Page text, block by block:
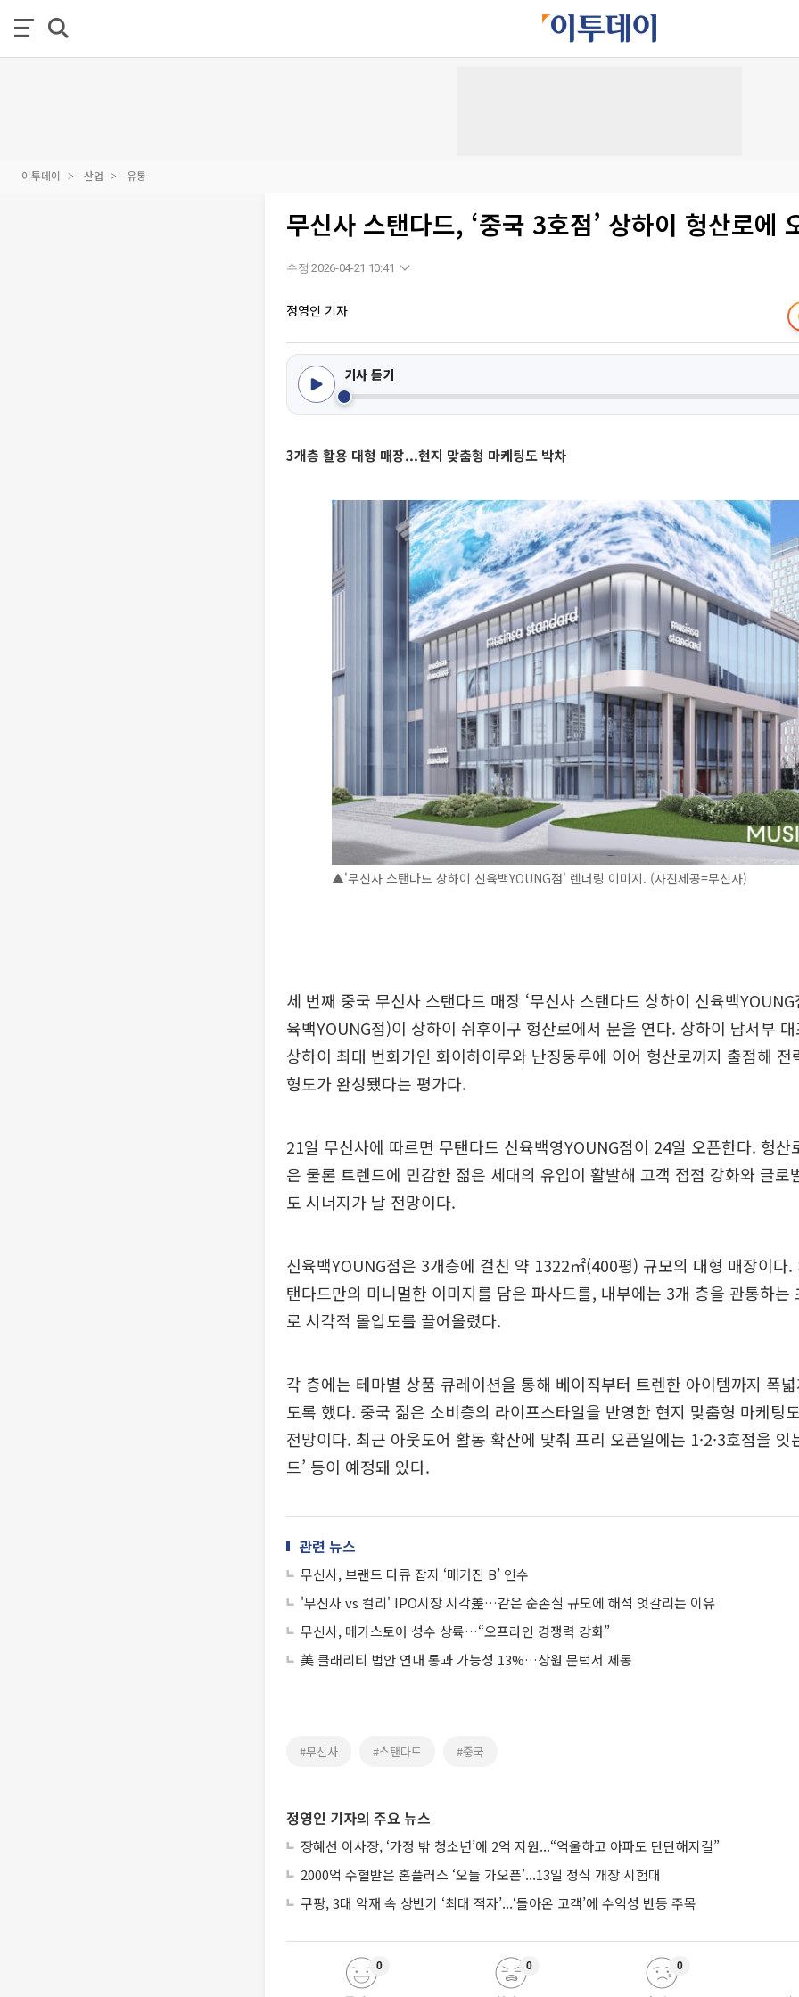
이투데이 산업 유통
무신사 스탠다드, ‘중국 3호점’ 상하이 헝산로에
수정 2026-04-21 10:41
정영인 기자
기사 듣기
3개층 활용 대형 매장...현지 맞춤형 마케팅도 박차
▲'무신사 스탠다드 상하이 신육백YOUNG점' 렌더링 이미지. (사진제공=무신사)
세 번째 중국 무신사 스탠다드 매장 ‘무신사 스탠다드 상하이 신육백YOUNG
육백YOUNG점)이 상하이 쉬후이구 헝산로에서 문을 연다. 상하이 남서부
상하이 최대 번화가인 화이하이루와 난징둥루에 이어 헝산로까지 출점해 전
형도가 완성됐다는 평가다.
21일 무신사에 따르면 무탠다드 신육백영YOUNG점이 24일 오픈한다. 헝산
은 물론 트렌드에 민감한 젊은 세대의 유입이 활발해 고객 접점 강화와 글로
도 시너지가 날 전망이다.
신육백YOUNG점은 3개층에 걸친 약 1322㎡(400평) 규모의 대형 매장이다
탠다드만의 미니멀한 이미지를 담은 파사드를, 내부에는 3개 층을 관통하는
로 시각적 몰입도를 끌어올렸다.
각 층에는 테마별 상품 큐레이션을 통해 베이직부터 트렌한 아이템까지 폭
도록 했다. 중국 젊은 소비층의 라이프스타일을 반영한 현지 맞춤형 마케팅
전망이다. 최근 아웃도어 활동 확산에 맞춰 프리 오픈일에는 1·2·3호점을 잇
드’ 등이 예정돼 있다.
관련 뉴스
무신사, 브랜드 다큐 잡지 ‘매거진 B’ 인수
'무신사 vs 컬리' IPO시장 시각差…같은 순손실 규모에 해석 엇갈리는 이유
무신사, 메가스토어 성수 상륙…“오프라인 경쟁력 강화”
美 클래리티 법안 연내 통과 가능성 13%…상원 문턱서 제동
#무신사 #스탠다드 #중국
정영인 기자의 주요 뉴스
장혜선 이사장, ‘가정 밖 청소년’에 2억 지원...“억울하고 아파도 단단해지길”
2000억 수혈받은 홈플러스 ‘오늘 가오픈’...13일 정식 개장 시험대
쿠팡, 3대 악재 속 상반기 ‘최대 적자’...‘돌아온 고객’에 수익성 반등 주목
0 0 0